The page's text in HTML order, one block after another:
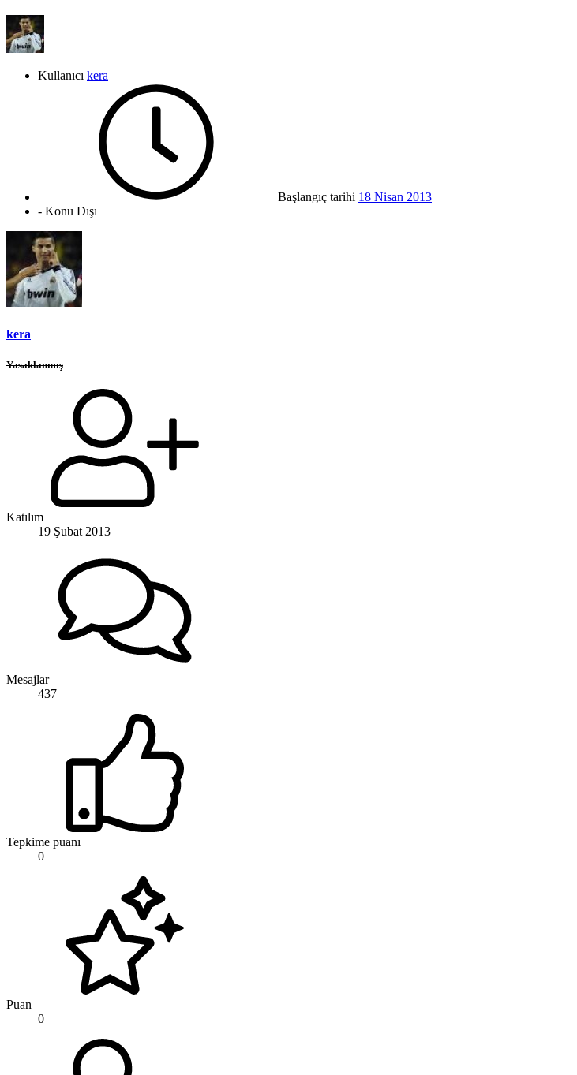
Kullanıcı kera
Başlangıç tarihi 18 Nisan 2013
- Konu Dışı
kera
Yasaklanmış
Katılım
19 Şubat 2013
Mesajlar
437
Tepkime puanı
0
Puan
0